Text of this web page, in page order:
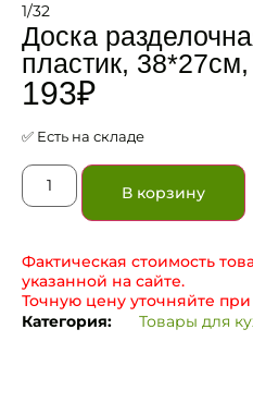
1/32
Доска
пластик,
193₽
✅ Есть на складе
В корзину
Фактическая стоимость
указанной на сайте.
Точную цену уточняйте
Категория:
Товары для